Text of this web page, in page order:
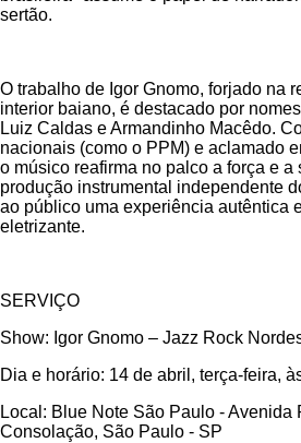
sertão.
O trabalho de Igor Gnomo, forjado na
interior baiano, é destacado por
Luiz Caldas e Armandinho Macêdo.
nacionais (como o PPM) e aclamado
o músico reafirma no palco a força e a
produção instrumental independente
ao público uma experiência autêntica
eletrizante.
SERVIÇO
Show: Igor Gnomo – Jazz Rock
Dia e horário: 14 de abril, terça-feira,
Local: Blue Note São Paulo - Avenida
Consolação, São Paulo - SP